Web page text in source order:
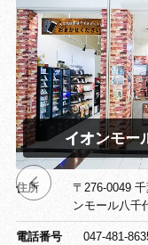
イオンモー
住所
〒276-0049
ンモール八千
電話番号 047-481-